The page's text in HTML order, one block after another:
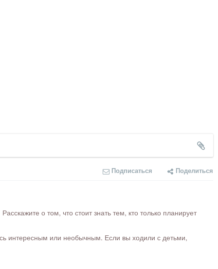
Подписаться Поделиться
о том, что стоит знать тем, кто только планирует
интересным или необычным. Если вы ходили с детьми,